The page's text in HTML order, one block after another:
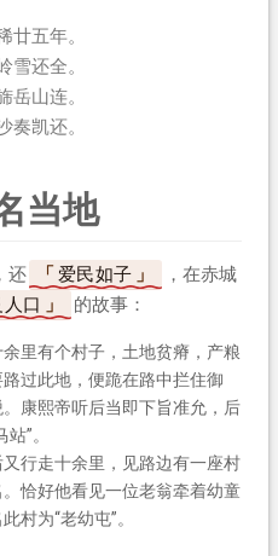
五年。
还全。
山连。
凯还。
当地
还 爱民如子
，在赤城
口 的故事：
里有个村子，土地贫瘠，产粮
过此地，便跪在路中拦住御
康熙帝听后当即下旨准允，后
”。
行走十余里，见路边有一座村
恰好他看见一位老翁牵着幼童
村为“老幼屯”。